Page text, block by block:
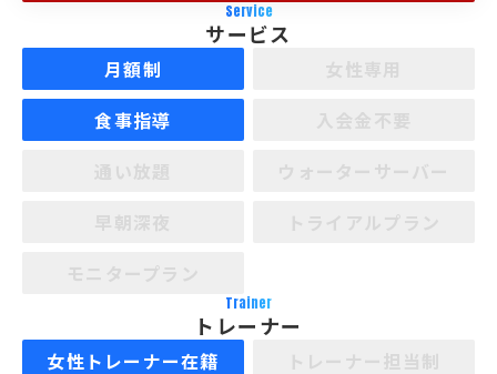
Service
サービス
月額制
食事指導
Trainer
トレーナー
女性トレーナー在籍